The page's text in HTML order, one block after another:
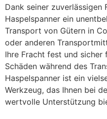
Dank seiner
Haspelspanner ein
Transport von Gütern in
oder anderen
Ihre Fracht fest und
Schäden während des
Haspelspanner ist ein
Werkzeug, das Ihnen bei
wertvolle Unterstützung